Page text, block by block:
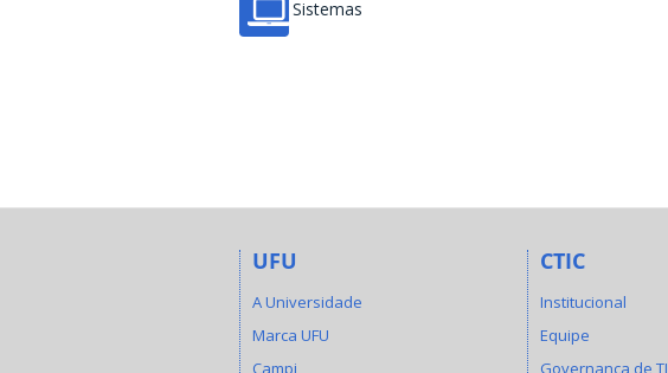
Sistemas
UFU
A Universidade
Marca UFU
Campi
CTIC
Institucional
Equipe
Governança de TI